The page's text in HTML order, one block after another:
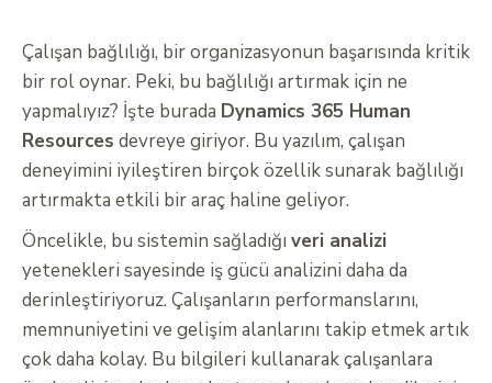
Çalışan bağlılığı, bir organizasyonun başarısında kritik
bir rol oynar. Peki, bu bağlılığı artırmak için ne
yapmalıyız? İşte burada Dynamics 365 Human
Resources devreye giriyor. Bu yazılım, çalışan
deneyimini iyileştiren birçok özellik sunarak bağlılığı
artırmakta etkili bir araç haline geliyor.
Öncelikle, bu sistemin sağladığı veri analizi
yetenekleri sayesinde iş gücü analizini daha da
derinleştiriyoruz. Çalışanların performanslarını,
memnuniyetini ve gelişim alanlarını takip etmek artık
çok daha kolay. Bu bilgileri kullanarak çalışanlara